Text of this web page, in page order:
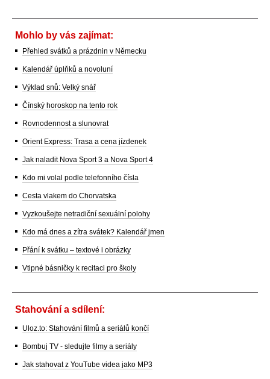
Mohlo by vás zajímat:
Přehled svátků a prázdnin v Německu
Kalendář úplňků a novoluní
Výklad snů: Velký snář
Čínský horoskop na tento rok
Rovnodennost a slunovrat
Orient Express: Trasa a cena jízdenek
Jak naladit Nova Sport 3 a Nova Sport 4
Kdo mi volal podle telefonního čísla
Cesta vlakem do Chorvatska
Vyzkoušejte netradiční sexuální polohy
Kdo má dnes a zítra svátek? Kalendář jmen
Přání k svátku – textové i obrázky
Vtipné básničky k recitaci pro školy
Stahování a sdílení:
Uloz.to: Stahování filmů a seriálů končí
Bombuj TV - sledujte filmy a seriály
Jak stahovat z YouTube videa jako MP3